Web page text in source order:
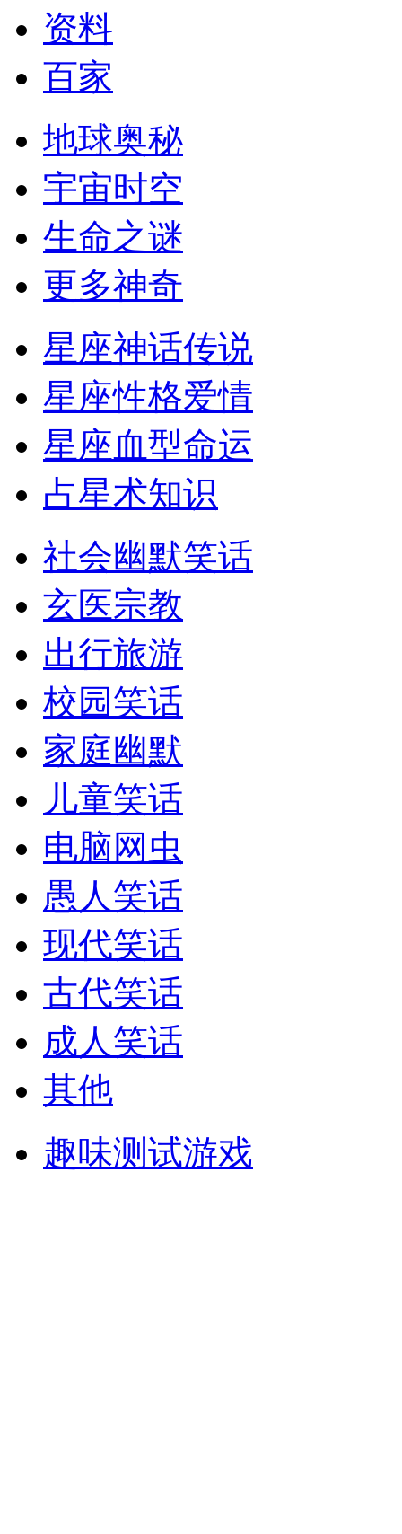
资料
百家
地球奥秘
宇宙时空
生命之谜
更多神奇
星座神话传说
星座性格爱情
星座血型命运
占星术知识
社会幽默笑话
玄医宗教
出行旅游
校园笑话
家庭幽默
儿童笑话
电脑网虫
愚人笑话
现代笑话
古代笑话
成人笑话
其他
趣味测试游戏